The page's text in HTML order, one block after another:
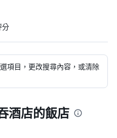
分
項目，更改搜尋內容，或清除
酒店的飯店